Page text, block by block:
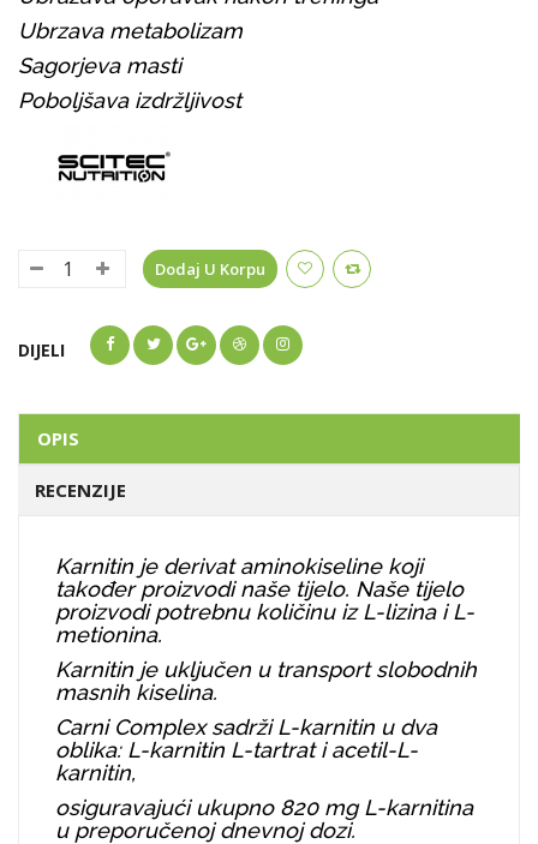
Ubrzava metabolizam
Sagorjeva masti
Poboljšava izdržljivost
Dodaj U Korpu
DIJELI
OPIS
RECENZIJE
Karnitin je derivat aminokiseline koji
također proizvodi naše tijelo. Naše tijelo
proizvodi potrebnu količinu iz L-lizina i L-
metionina.
Karnitin je uključen u transport slobodnih
masnih kiselina.
Carni Complex sadrži L-karnitin u dva
oblika: L-karnitin L-tartrat i acetil-L-
karnitin,
osiguravajući ukupno 820 mg L-karnitina
u preporučenoj dnevnoj dozi.